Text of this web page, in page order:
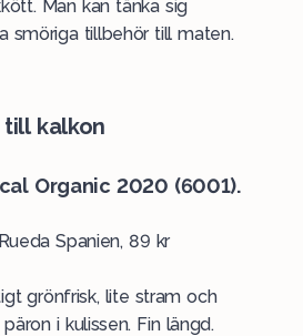
Man kan tänka sig
smöriga tillbehör till maten.
kalkon
Organic 2020 (6001).
Spanien, 89 kr
grönfrisk, lite stram och
i kulissen. Fin längd.